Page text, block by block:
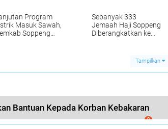
Program
Masuk Sawah,
Soppeng
Sebanyak 333
Jemaah Haji Soppeng
Diberangkatkan ke
Tampilkan
Bantuan Kepada Korban Kebakaran
0